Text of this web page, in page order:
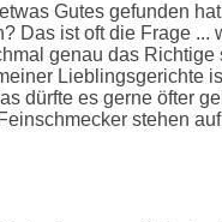
Gutes gefunden
Das ist oft die Frage ...
genau das Richtige
Lieblingsgerichte
dürfte es gerne öfter
stehen auf